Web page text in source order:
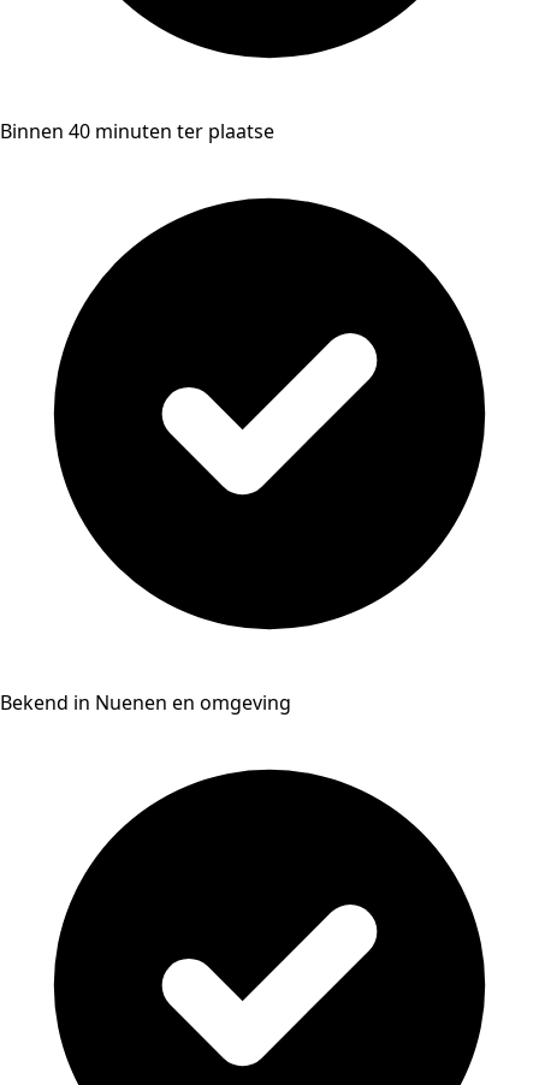
Binnen 40 minuten ter plaatse
Bekend in Nuenen en omgeving